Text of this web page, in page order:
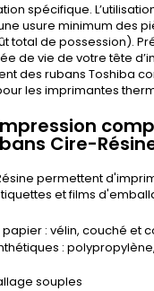
spécifique.
usure minimum des
total de possession).
de vie de votre tête
des rubans Toshiba
les imprimantes
Cire-
permettent
et films
papier : vélin, couché et
:
souples